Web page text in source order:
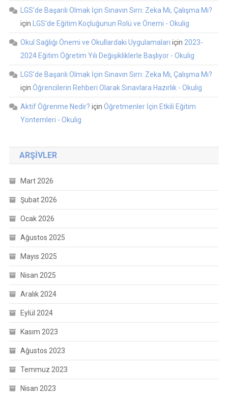
LGS’de Başarılı Olmak İçin Sınavın Sırrı: Zeka Mı, Çalışma Mı?
için
LGS'de Eğitim Koçluğunun Rolü ve Önemi - Okulig
Okul Sağlığı Önemi ve Okullardaki Uygulamaları için 2023-
2024 Eğitim Öğretim Yılı Değişikliklerle Başlıyor - Okulig
LGS’de Başarılı Olmak İçin Sınavın Sırrı: Zeka Mı, Çalışma Mı?
için Öğrencilerin Rehberi Olarak Sınavlara Hazırlık - Okulig
Aktif Öğrenme Nedir? için Öğretmenler İçin Etkili Eğitim
Yöntemleri - Okulig
ARŞIVLER
Mart 2026
Şubat 2026
Ocak 2026
Ağustos 2025
Mayıs 2025
Nisan 2025
Aralık 2024
Eylül 2024
Kasım 2023
Ağustos 2023
Temmuz 2023
Nisan 2023